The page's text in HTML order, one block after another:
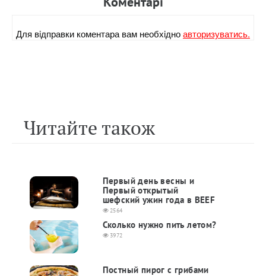
Для вiдправки коментара вам необхiдноавторизуватись.
Читайте також
Первый день весны и
Первый открытый
шефский ужин года в BEEF
2564
Сколько нужно пить летом?
3972
Постный пирог с грибами